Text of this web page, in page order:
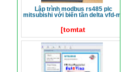
lập trình modbus rs485 plc
mitsubishi với biến tần delta vfd-m
[tomtat